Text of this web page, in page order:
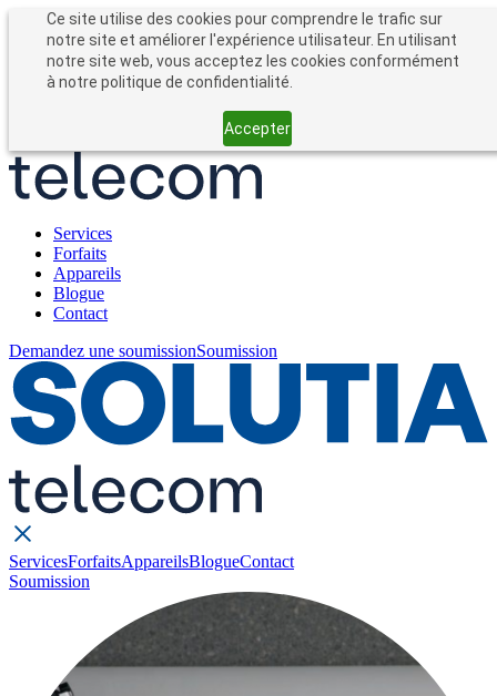
Ce site utilise des cookies pour comprendre le trafic sur
notre site et améliorer l'expérience utilisateur. En utilisant
notre site web, vous acceptez les cookies conformément
à notre politique de confidentialité.
Accepter
EntreprisesParticuliers
Forfait entreprise
Services
Forfaits
Appareils
Blogue
Contact
Demandez une soumissionSoumission
ServicesForfaitsAppareilsBlogueContact
Soumission